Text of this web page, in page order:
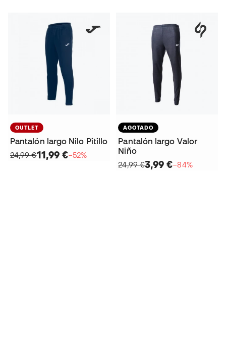
OUTLET
Pantalón largo Nilo Pitillo
24,99 €11,99 €−52%
AGOTADO
Pantalón largo Valor
Niño
24,99 €3,99 €−84%